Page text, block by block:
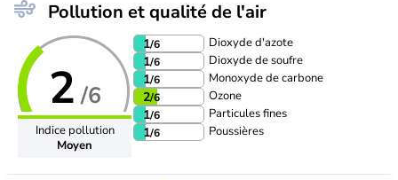
Pollution et qualité de l'air
2 /6
Indice pollution
Moyen
1/6 Dioxyde d'azote
1/6 Dioxyde de soufre
1/6 Monoxyde de carbone
2/6 Ozone
1/6 Particules fines
1/6 Poussières